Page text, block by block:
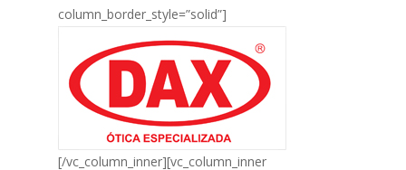
column_border_style=”solid”]
[/vc_column_inner][vc_column_inner